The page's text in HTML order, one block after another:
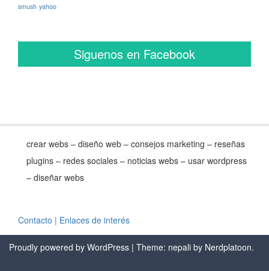
smush yahoo
Siguenos en Facebook
crear webs – diseño web – consejos marketing – reseñas
plugins – redes sociales – noticias webs – usar wordpress
– diseñar webs
Contacto | Enlaces de interés
Proudly powered by WordPress | Theme: nepali by Nerdplatoon.